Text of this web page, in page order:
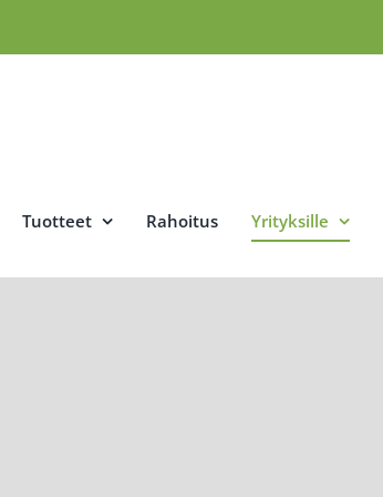
Tuotteet Rahoitus Yrityksille